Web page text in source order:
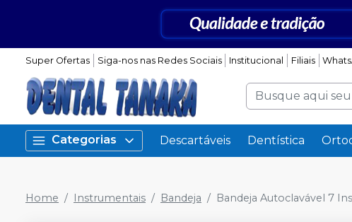
Super Ofertas Siga-nos nas Redes Sociais Institucional Filiais
Categorias Descartáveis Dentística
Home Instrumentais Bandeja Bandeja Autoclavável 7